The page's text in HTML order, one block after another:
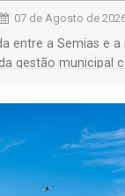
07 de Agosto de
entre a Semias e
gestão municipal